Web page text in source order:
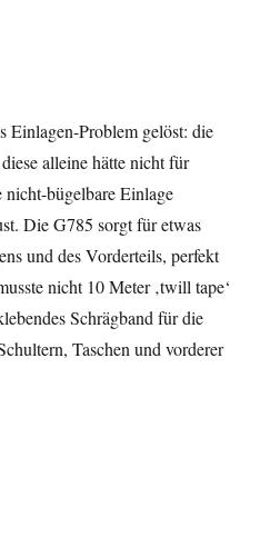
Einlagen-Problem gelöst: die
alleine hätte nicht für
nicht-bügelbare Einlage
Die G785 sorgt für etwas
und des Vorderteils, perfekt
nicht 10 Meter ‚twill tape‘
Schrägband für die
Taschen und vorderer